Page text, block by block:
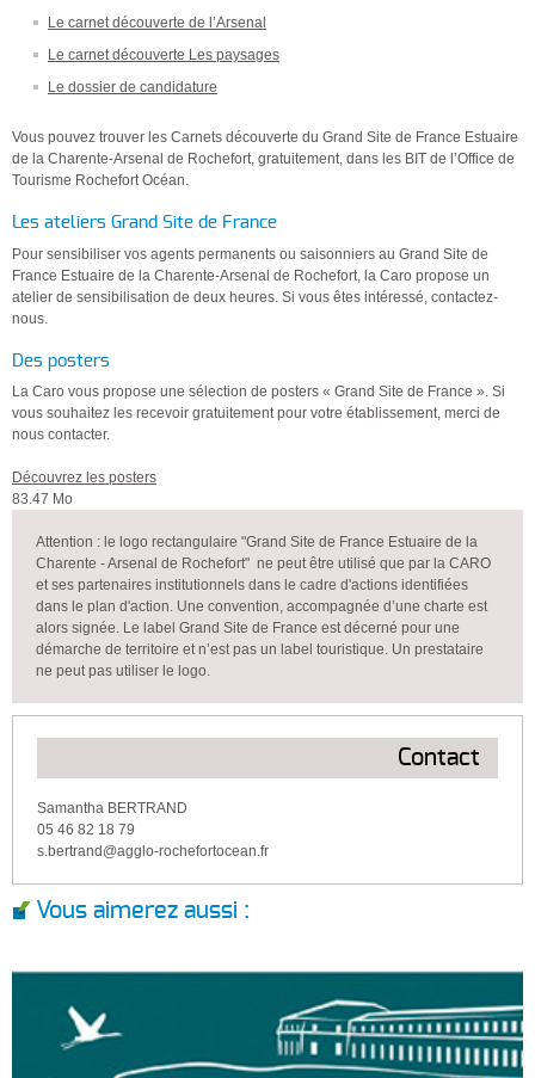
Le carnet découverte de l’Arsenal
Le carnet découverte Les paysages
Le dossier de candidature
Vous pouvez trouver les Carnets découverte du Grand Site de France Estuaire
de la Charente-Arsenal de Rochefort, gratuitement, dans les BIT de l’Office de
Tourisme Rochefort Océan.
Les ateliers Grand Site de France
Pour sensibiliser vos agents permanents ou saisonniers au Grand Site de
France Estuaire de la Charente-Arsenal de Rochefort, la Caro propose un
atelier de sensibilisation de deux heures. Si vous êtes intéressé, contactez-
nous.
Des posters
La Caro vous propose une sélection de posters « Grand Site de France ». Si
vous souhaitez les recevoir gratuitement pour votre établissement, merci de
nous contacter.
Découvrez les posters
83.47 Mo
Attention : le logo rectangulaire "Grand Site de France Estuaire de la
Charente - Arsenal de Rochefort" ne peut être utilisé que par la CARO
et ses partenaires institutionnels dans le cadre d'actions identifiées
dans le plan d'action. Une convention, accompagnée d’une charte est
alors signée. Le label Grand Site de France est décerné pour une
démarche de territoire et n’est pas un label touristique. Un prestataire
ne peut pas utiliser le logo.
Contact
Samantha BERTRAND
05 46 82 18 79
s.bertrand@agglo-rochefortocean.fr
Vous aimerez aussi :